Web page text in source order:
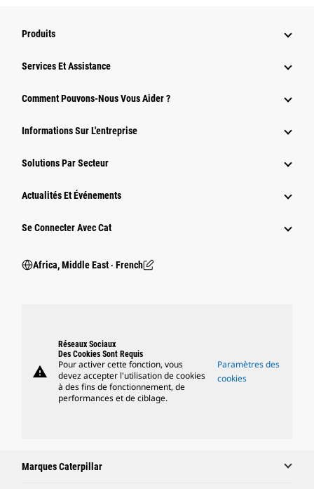
Produits
Services Et Assistance
Comment Pouvons-Nous Vous Aider ?
Informations Sur L'entreprise
Solutions Par Secteur
Actualités Et Événements
Se Connecter Avec Cat
Africa, Middle East ‧ French
warning
Réseaux Sociaux
Des Cookies Sont Requis
Pour activer cette fonction, vous
devez accepter l'utilisation de cookies
à des fins de fonctionnement, de
performances et de ciblage.
Paramètres des
cookies
Marques Caterpillar